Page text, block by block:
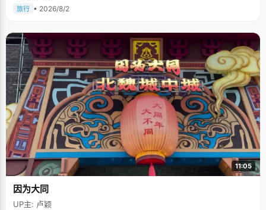
旅行 • 2026/8/2
11:05
因为大同
UP主: 卢颖